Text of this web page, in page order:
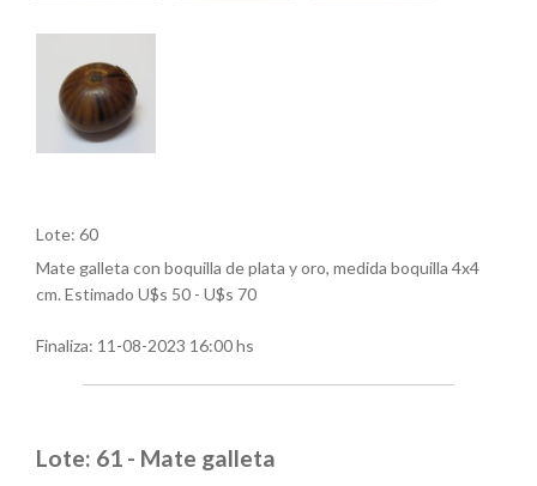
Lote: 60
Mate galleta con boquilla de plata y oro, medida boquilla 4x4
cm. Estimado U$s 50 - U$s 70
Finaliza: 11-08-2023 16:00 hs
Lote: 61 - Mate galleta